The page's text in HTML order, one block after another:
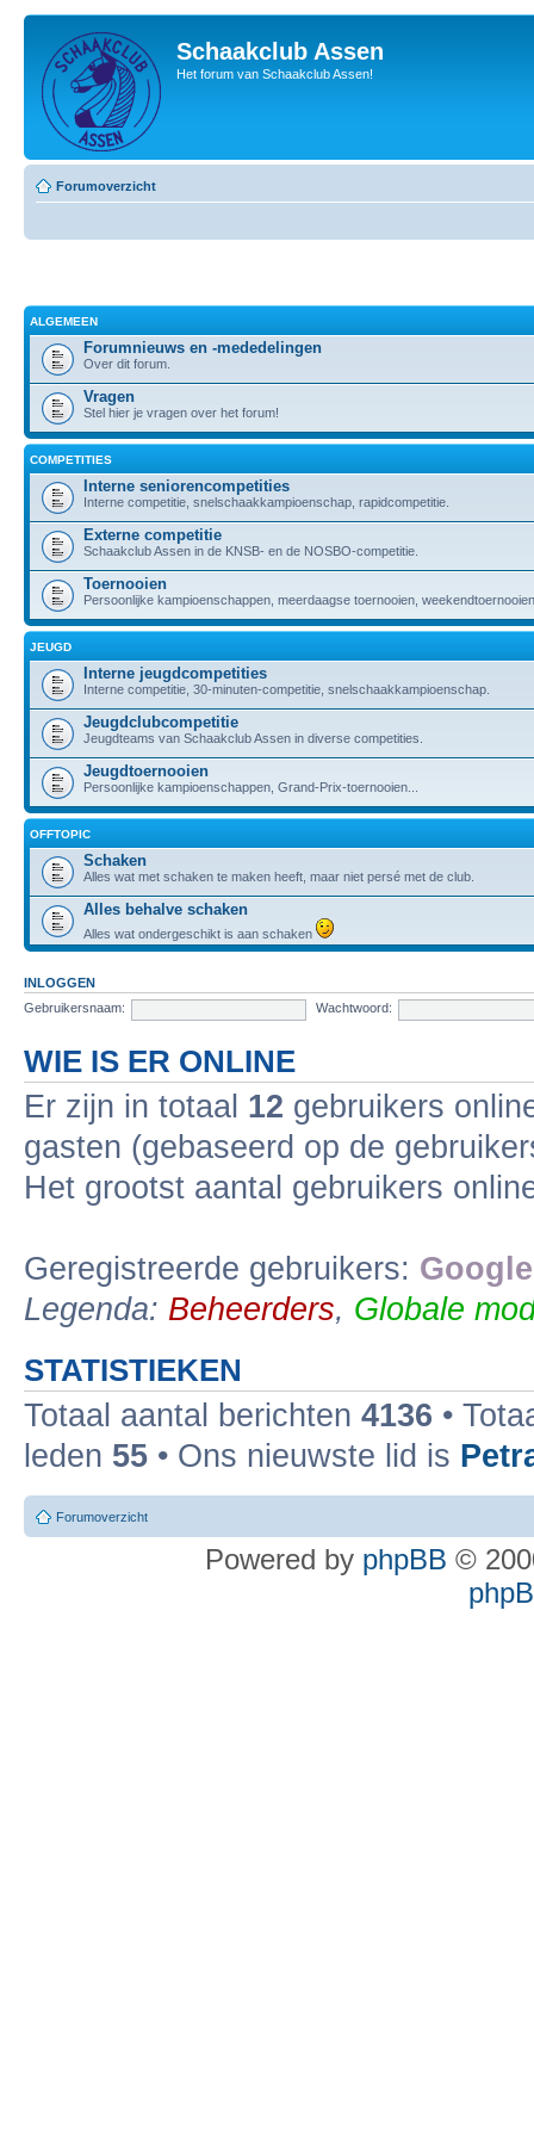
Schaakclub Assen
Het forum van Schaakclub Assen!
Forumoverzicht
ALGEMEEN
Forumnieuws en -mededelingen
Over dit forum.
Vragen
Stel hier je vragen over het forum!
COMPETITIES
Interne seniorencompetities
Interne competitie, snelschaakkampioenschap, rapidcompetitie.
Externe competitie
Schaakclub Assen in de KNSB- en de NOSBO-competitie.
Toernooien
Persoonlijke kampioenschappen, meerdaagse toernooien,
JEUGD
Interne jeugdcompetities
Interne competitie, 30-minuten-competitie, snelschaakkampioenschap.
Jeugdclubcompetitie
Jeugdteams van Schaakclub Assen in diverse competities.
Jeugdtoernooien
Persoonlijke kampioenschappen, Grand-Prix-toernooien...
OFFTOPIC
Schaken
Alles wat met schaken te maken heeft, maar niet persé met de club.
Alles behalve schaken
Alles wat ondergeschikt is aan schaken
INLOGGEN
Gebruikersnaam:
Wachtwoord:
WIE IS ER ONLINE
Er zijn in totaal 12 gebruikers
gasten (gebaseerd op de
Het grootst aantal gebruikers
Geregistreerde gebruikers:
Legenda: Beheerders, Globale
STATISTIEKEN
Totaal aantal berichten 4136 •
leden 55 • Ons nieuwste lid is
Forumoverzicht
Powered by phpBB ©